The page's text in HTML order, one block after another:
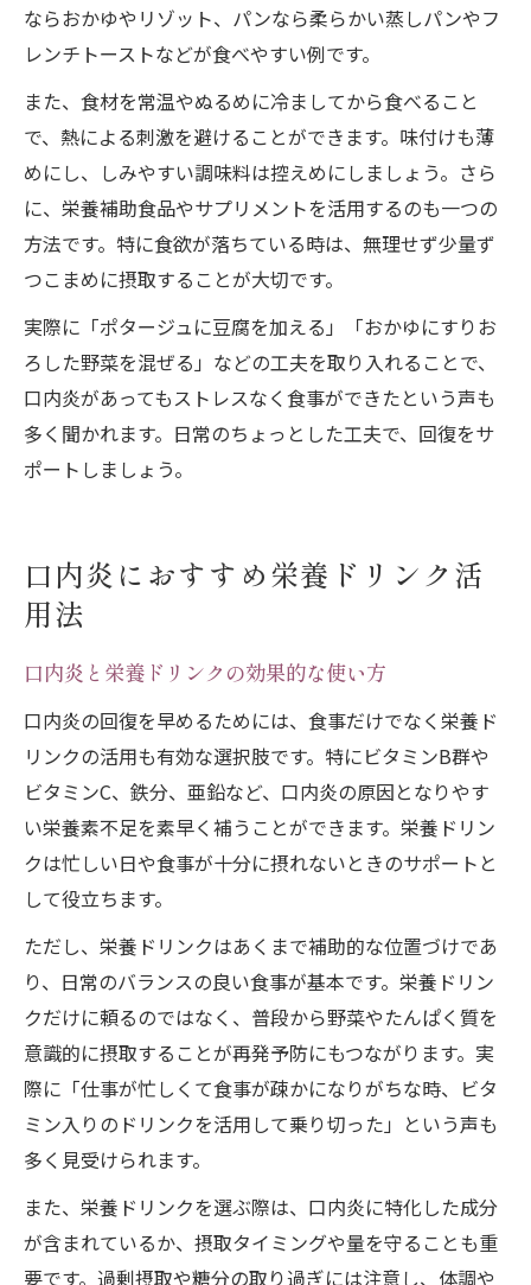
ならおかゆやリゾット、パンなら柔らかい蒸しパンやフ
レンチトーストなどが食べやすい例です。
また、食材を常温やぬるめに冷ましてから食べること
で、熱による刺激を避けることができます。味付けも薄
めにし、しみやすい調味料は控えめにしましょう。さら
に、栄養補助食品やサプリメントを活用するのも一つの
方法です。特に食欲が落ちている時は、無理せず少量ず
つこまめに摂取することが大切です。
実際に「ポタージュに豆腐を加える」「おかゆにすりお
ろした野菜を混ぜる」などの工夫を取り入れることで、
口内炎があってもストレスなく食事ができたという声も
多く聞かれます。日常のちょっとした工夫で、回復をサ
ポートしましょう。
口内炎におすすめ栄養ドリンク活
用法
口内炎と栄養ドリンクの効果的な使い方
口内炎の回復を早めるためには、食事だけでなく栄養ド
リンクの活用も有効な選択肢です。特にビタミンB群や
ビタミンC、鉄分、亜鉛など、口内炎の原因となりやす
い栄養素不足を素早く補うことができます。栄養ドリン
クは忙しい日や食事が十分に摂れないときのサポートと
して役立ちます。
ただし、栄養ドリンクはあくまで補助的な位置づけであ
り、日常のバランスの良い食事が基本です。栄養ドリン
クだけに頼るのではなく、普段から野菜やたんぱく質を
意識的に摂取することが再発予防にもつながります。実
際に「仕事が忙しくて食事が疎かになりがちな時、ビタ
ミン入りのドリンクを活用して乗り切った」という声も
多く見受けられます。
また、栄養ドリンクを選ぶ際は、口内炎に特化した成分
が含まれているか、摂取タイミングや量を守ることも重
要です。過剰摂取や糖分の取り過ぎには注意し、体調や